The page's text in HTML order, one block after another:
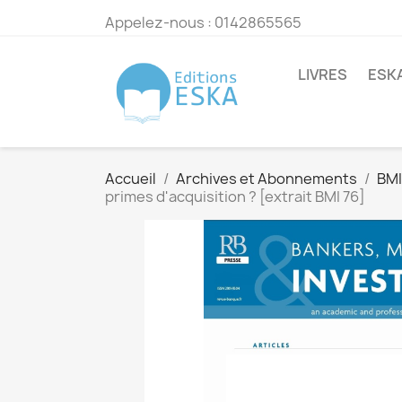
Appelez-nous : 0142865565
LIVRES
Accueil Archives et Abonnements
primes d'acquisition ? [extrait BMI 76]